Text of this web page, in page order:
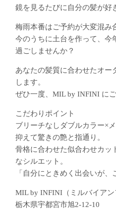
鏡を見るたびに自分の髪が好
梅雨本番はご予約が大変混み
今のうちに土台を作って、今
過ごしませんか？
あなたの髪質に合わせたオー
します。
ぜひ一度、MIL by INFINI に
こだわりポイント
ブリーチなしダブルカラー×
抑えて驚きの艶と指通り。
骨格に合わせた似合わせカッ
なシルエット。
「自分にときめく出会いが、
MIL by INFINI（ミルバイアン
栃木県宇都宮市旭2-12-10